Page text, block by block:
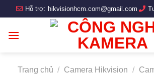
to
content
Hỗ trợ: hikvisionhcm.com@gmail.com
Trang chủ / Camera Hikvision /